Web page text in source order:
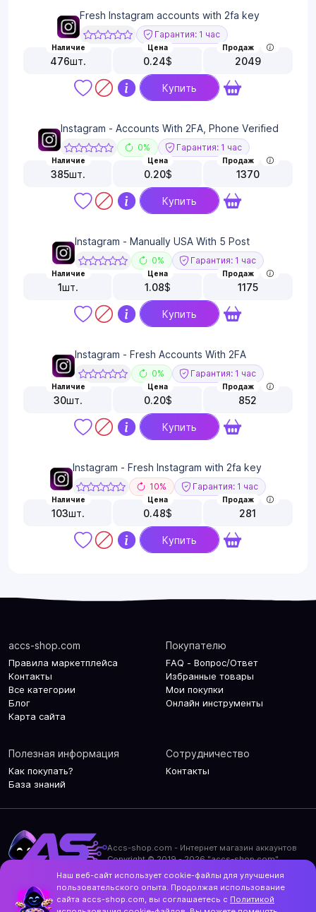
Fresh Instagram accounts with 2fa key
Гарантия: 1 час
Наличие
476шт.
Цена
0.24$
Продаж
2049
Купить
Instagram - Accounts With 2FA, Phone Verified
0% Гарантия: 1 час
Наличие
385шт.
Цена
0.20$
Продаж
1370
Купить
Instagram - Manually USA With 5 Post
0% Гарантия: 1 час
Наличие
1шт.
Цена
1.08$
Продаж
1175
Купить
Instagram - Fresh Accounts With 2FA
0% Гарантия: 1 час
Наличие
30шт.
Цена
0.20$
Продаж
852
Купить
Instagram - Fresh Instagram with 2fa key
10% Гарантия: 1 час
Наличие
103шт.
Цена
0.48$
Продаж
281
Купить
accs-shop.com
Правила маркетплейса
Контакты
Все категории
Блог
Карта сайта
Покупателю
FAQ - Вопрос/Ответ
Избранные товары
Мои покупки
Онлайн инструменты
Полезная информация
Как покупать?
База знаний
Сотрудничество
Контакты
Accs-shop.com - Интернет магазин аккаунтов
Copyright © 2019 - 2026 "accs-shop.com"
Политика использования cookie-файлов
Контакты и актуальный адрес сайта
Наш веб-сайт использует cookie-файлы для улучшения
пользовательского опыта. Продолжая использование
сайта accs-shop.com, вы соглашаетесь с Политикой